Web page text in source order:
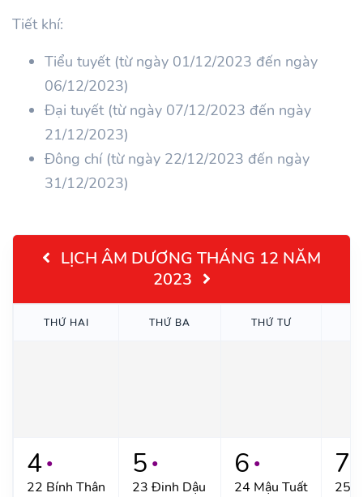
Tiết khí:
Tiểu tuyết (từ ngày 01/12/2023 đến ngày
06/12/2023)
Đại tuyết (từ ngày 07/12/2023 đến ngày
21/12/2023)
Đông chí (từ ngày 22/12/2023 đến ngày
31/12/2023)
LỊCH ÂM DƯƠNG THÁNG 12 NĂM
2023
THỨHAI THỨ BA THỨTƯ
4 ●
22 Bính Thân
5 ●
23 Đinh Dậu
6 ●
24 Mậu Tuất
7
25